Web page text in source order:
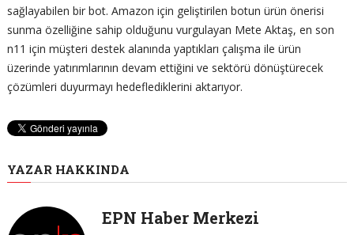
sağlayabilen bir bot. Amazon için geliştirilen botun ürün önerisi
sunma özelliğine sahip olduğunu vurgulayan Mete Aktaş, en son
n11 için müşteri destek alanında yaptıkları çalışma ile ürün
üzerinde yatırımlarının devam ettiğini ve sektörü dönüştürecek
çözümleri duyurmayı hedeflediklerini aktarıyor.
YAZAR HAKKINDA
EPN Haber Merkezi